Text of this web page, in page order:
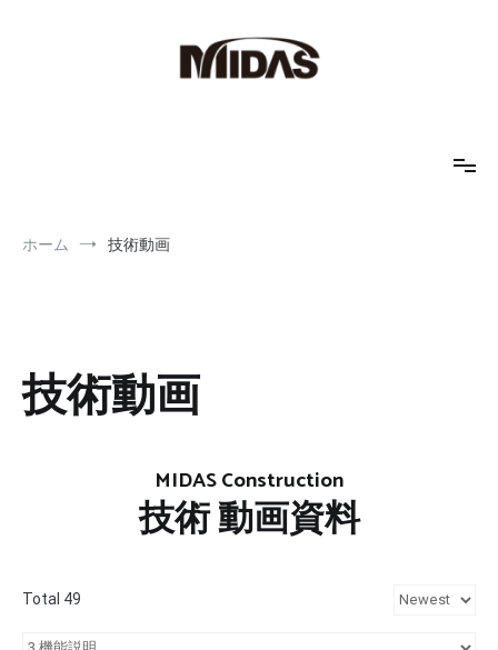
ホーム 技術動画
技術動画
MIDAS Construction
技術 動画資料
Total 49